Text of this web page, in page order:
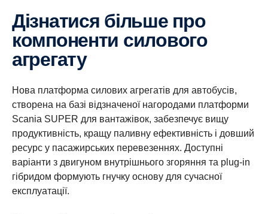
Дізнатися більше про
компоненти силового
агрегату
Нова платформа силових агрегатів для автобусів,
створена на базі відзначеної нагородами платформи
Scania SUPER для вантажівок, забезпечує вищу
продуктивність, кращу паливну ефективність і довший
ресурс у пасажирських перевезеннях. Доступні
варіанти з двигуном внутрішнього згоряння та plug-in
гібридом формують гнучку основу для сучасної
експлуатації.